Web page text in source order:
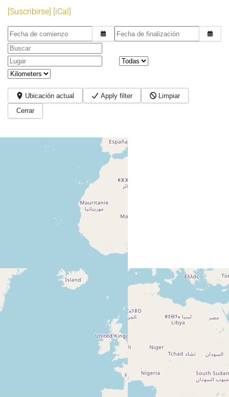
[Suscribirse] [iCal]
Fecha de comienzo
Fecha de finalización
Buscar
Lugar
Ubicación actual Apply filter
Limpiar
Cerrar